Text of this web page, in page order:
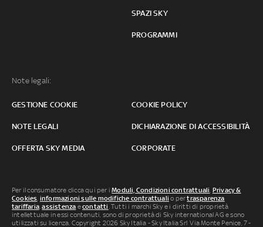
SPAZI SKY
PROGRAMMI
Note legali:
GESTIONE COOKIE COOKIE POLICY
NOTE LEGALI DICHIARAZIONE DI ACCESSIBILITÀ
OFFERTA SKY MEDIA CORPORATE
Per il consumatore clicca qui per iModuli, Condizioni contrattuali, Privacy &
Cookies, informazioni sulle modifiche contrattuali o pertrasparenza
tariffaria,assistenza econtatti. Tutti i marchi Sky e i diritti di proprietà
intellettuale in essi contenuti, sono di proprietà di Sky international AG e sono
utilizzati su licenza. Copyright 2026 Sky Italia - Sky Italia Srl Via Monte Penice, 7 -